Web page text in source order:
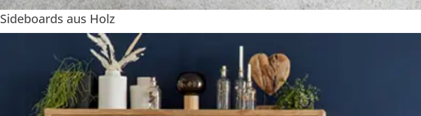
Sideboards aus Holz